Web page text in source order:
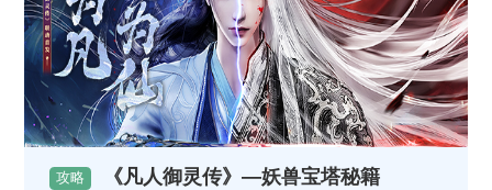
攻略 《凡人御灵传》—妖兽宝塔秘籍